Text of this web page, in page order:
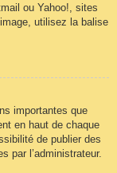
ou Yahoo!, sites
utilisez la balise
importantes que
en haut de chaque
de publier des
par l’administrateur.